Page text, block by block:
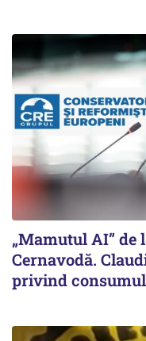
„Mamutul AI” de
Cernavodă.
privind